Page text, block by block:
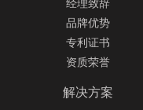
品牌优势
专利证书
资质荣誉
解决方案